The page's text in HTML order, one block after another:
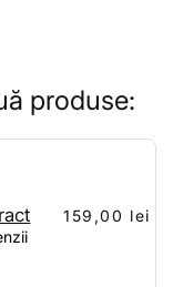
produse:
159,00 lei